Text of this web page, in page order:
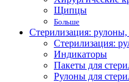
Щипцы
Больше
Стерилизация:
Стерилизация:
Индикаторы
Пакеты для
Рулоны для